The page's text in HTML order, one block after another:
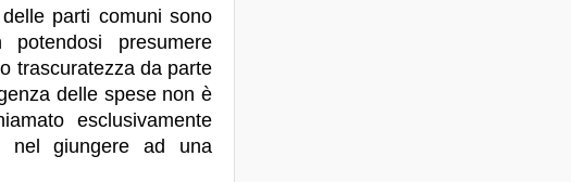
parti comuni sono
presumere
trascuratezza da parte
delle spese non è
esclusivamente
nel giungere ad una